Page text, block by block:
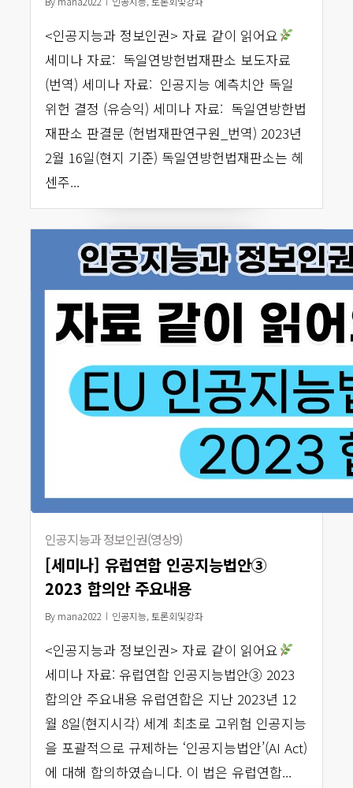
<인공지능과 정보인권> 자료 같이 읽어요
세미나 자료: 독일연방헌법재판소 보도자료
(번역) 세미나 자료: 인공지능 예측치안 독일
위헌 결정 (유승익) 세미나 자료: 독일연방한법
재판소 판결문 (헌법재판연구원_번역) 2023년
2월 16일(현지 기준) 독일연방헌법재판소는 헤
센주...
인공지능과 정보인권(영상9)
[세미나] 유럽연합 인공지능법안③
2023 합의안 주요내용
By mana2022 인공지능, 토론회및강좌
<인공지능과 정보인권> 자료 같이 읽어요
세미나 자료: 유럽연합 인공지능법안③ 2023
합의안 주요내용 유럽연합은 지난 2023년 12
월 8일(현지시각) 세계 최초로 고위험 인공지능
을 포괄적으로 규제하는 ‘인공지능법안’(AI Act)
에 대해 합의하였습니다. 이 법은 유럽연합...